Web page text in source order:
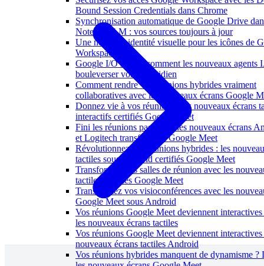
Bound Session Credentials dans Chrome
Synchronisation automatique de Google Drive
NotebookLM : vos sources toujours à jour
Une nouvelle identité visuelle pour les icônes de
Workspace
Google I/O 2026 : comment les nouveaux agents
bouleverser votre quotidien
Comment rendre vos réunions hybrides vraiment
collaboratives avec les nouveaux écrans Google
Donnez vie à vos réunions : les nouveaux écrans
interactifs certifiés Google Meet
Fini les réunions passives : les nouveaux écrans
et Logitech transforment Google Meet
Révolutionnez vos réunions hybrides : les
tactiles sous Android certifiés Google Meet
Transformez vos salles de réunion avec les
tactiles certifiés Google Meet
Transformez vos visioconférences avec les
Google Meet sous Android
Vos réunions Google Meet deviennent
les nouveaux écrans tactiles
Vos réunions Google Meet deviennent
nouveaux écrans tactiles Android
Vos réunions hybrides manquent de dynamisme ?